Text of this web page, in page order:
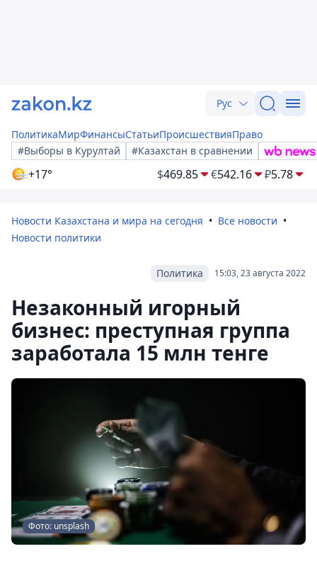
Рус
ПолитикаМирФинансыСтатьиПроисшествияПраво
#Выборы в Курултай
#Казахстан в сравнении
+17° $469.85 €542.16 ₽5.78
Новости Казахстана и мира на сегодня
Все новости
Новости политики
15:03, 23 августа 2022
Политика
Незаконный игорный
бизнес: преступная группа
заработала 15 млн тенге
Фото: unsplash